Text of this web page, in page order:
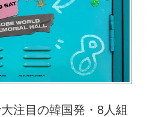
注目の韓国発・8人組